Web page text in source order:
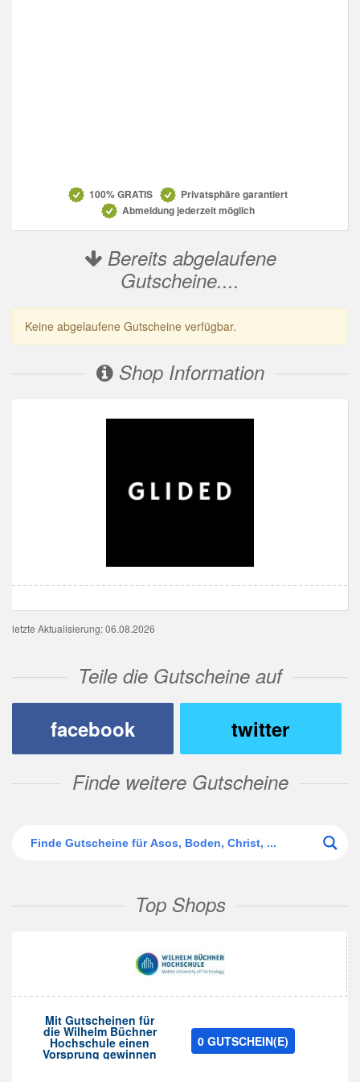
100% GRATIS
Privatsphäre garantiert
Abmeldung jederzeit möglich
Bereits abgelaufene
Gutscheine....
Keine abgelaufene Gutscheine verfügbar.
Shop Information
letzte Aktualisierung: 06.08.2026
Teile die Gutscheine auf
facebook
twitter
Finde weitere Gutscheine
Top Shops
Mit Gutscheinen für
die Wilhelm Büchner
Hochschule einen
Vorsprung gewinnen
0 GUTSCHEIN(E)